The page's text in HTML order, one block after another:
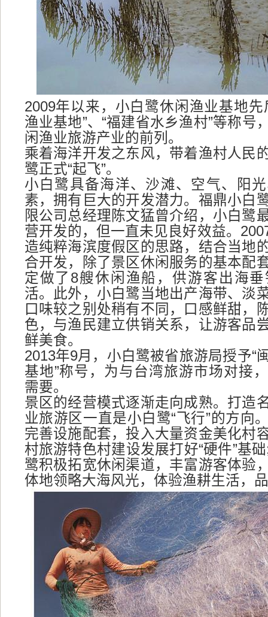
2009年以来，小白鹭休闲渔业基地先
渔业基地”、“福建省水乡渔村”等称号
闲渔业旅游产业的前列。
乘着海洋开发之东风，带着渔村人民
鹭正式“起飞”。
小白鹭具备海洋、沙滩、空气、阳
素，拥有巨大的开发潜力。福鼎小白
限公司总经理陈文猛曾介绍，小白鹭
营开发的，但一直未见良好效益。
造纯粹海滨度假区的思路，结合当地
合开发，除了景区休闲服务的基本配
定做了8艘休闲渔船，供游客出海
活。此外，小白鹭当地出产海带、淡
口味较之别处稍有不同，口感鲜甜，
色，与渔民建立供销关系，让游客品
鲜美食。
2013年9月，小白鹭被省旅游局授予“
基地”称号，为与台湾旅游市场对接
需要。
景区的经营模式逐渐走向成熟。打造
业旅游区一直是小白鹭“飞行”的方向
完善设施配套，投入大量资金美化村
村旅游特色村建设发展打好“硬件”基
鹭积极拓宽休闲渠道，丰富游客体验
体地领略大海风光，体验渔耕生活，